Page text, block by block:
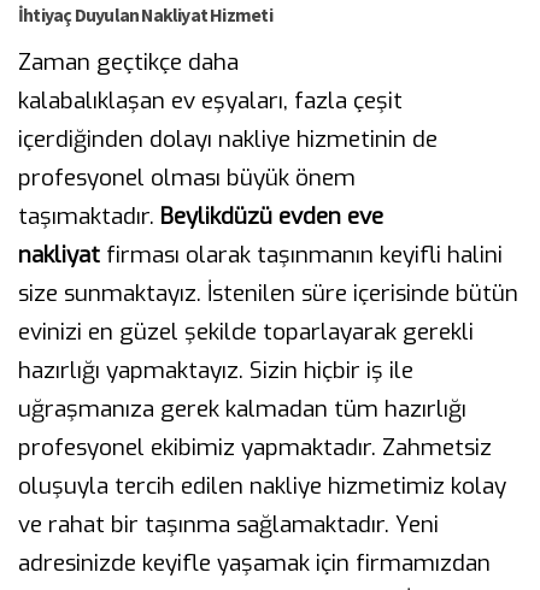
İhtiyaç Duyulan Nakliyat Hizmeti
Zaman geçtikçe daha
kalabalıklaşan ev eşyaları, fazla çeşit
içerdiğinden dolayı nakliye hizmetinin de
profesyonel olması büyük önem
taşımaktadır. Beylikdüzü evden eve
nakliyat firması olarak taşınmanın keyifli halini
size sunmaktayız. İstenilen süre içerisinde bütün
evinizi en güzel şekilde toparlayarak gerekli
hazırlığı yapmaktayız. Sizin hiçbir iş ile
uğraşmanıza gerek kalmadan tüm hazırlığı
profesyonel ekibimiz yapmaktadır. Zahmetsiz
oluşuyla tercih edilen nakliye hizmetimiz kolay
ve rahat bir taşınma sağlamaktadır. Yeni
adresinizde keyifle yaşamak için firmamızdan